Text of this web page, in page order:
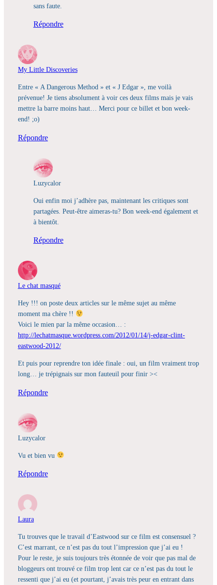
sans faute.
Répondre
My Little Discoveries
Entre « A Dangerous Method » et « J Edgar », me voilà
prévenue! Je tiens absolument à voir ces deux films mais je vais
mettre la barre moins haut… Merci pour ce billet et bon week-
end! ;o)
Répondre
Luzycalor
Oui enfin moi j’adhère pas, maintenant les critiques sont
partagées. Peut-être aimeras-tu? Bon week-end également et
à bientôt.
Répondre
Le chat masqué
Hey !!! on poste deux articles sur le même sujet au même
moment ma chère !!
Voici le mien par la même occasion… :
http://lechatmasque.wordpress.com/2012/01/14/j-edgar-clint-
eastwood-2012/
Et puis pour reprendre ton idée finale : oui, un film vraiment trop
long… je trépignais sur mon fauteuil pour finir ><
Répondre
Luzycalor
Vu et bien vu
Répondre
Laura
Tu trouves que le travail d’Eastwood sur ce film est consensuel ?
C’est marrant, ce n’est pas du tout l’impression que j’ai eu !
Pour le reste, je suis toujours très étonnée de voir que pas mal de
bloggeurs ont trouvé ce film trop lent car ce n’est pas du tout le
ressenti que j’ai eu (et pourtant, j’avais très peur en entrant dans